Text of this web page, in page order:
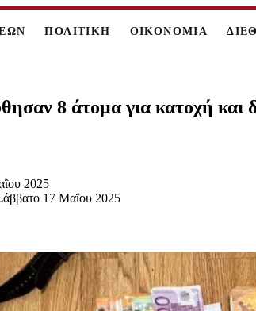
ΠΟΛΙΤΙΚΗ ΟΙΚΟΝΟΜΙΑ
8 άτομα για κατοχή και
2025
17 Μαΐου 2025